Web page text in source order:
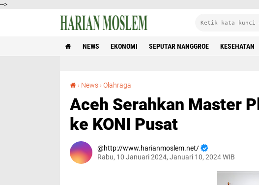
-->
NEWS EKONOMI SEPUTAR NANGGROE KESEHATAN
› News ›Olahraga
Aceh Serahkan Master
ke KONI Pusat
http://www.harianmoslem.net/
Rabu, 10 Januari 2024, Januari 10, 2024 WIB